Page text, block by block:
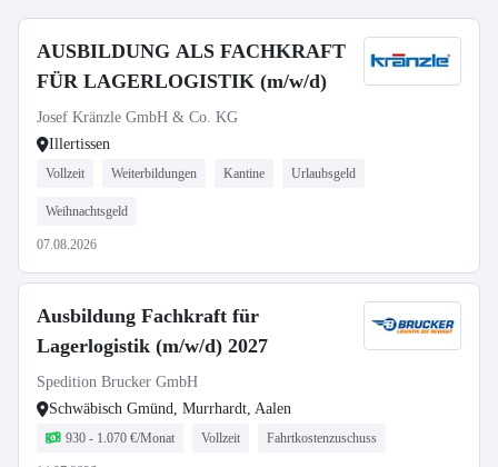
AUSBILDUNG ALS FACHKRAFT
FÜR LAGERLOGISTIK (m/w/d)
Josef Kränzle GmbH & Co. KG
Illertissen
Vollzeit Weiterbildungen Kantine Urlaubsgeld
Weihnachtsgeld
07.08.2026
Ausbildung Fachkraft für
Lagerlogistik (m/w/d) 2027
Spedition Brucker GmbH
Schwäbisch Gmünd, Murrhardt, Aalen
930 - 1.070 €/Monat Vollzeit Fahrtkostenzuschuss